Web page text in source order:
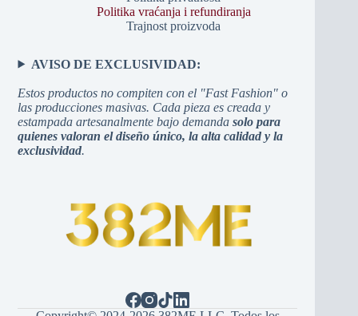
Politika vraćanja i refundiranja
Trajnost proizvoda
AVISO DE EXCLUSIVIDAD:
Estos productos no compiten con el "Fast Fashion" o
las producciones masivas. Cada pieza es creada y
estampada artesanalmente bajo demandasolo para
quienes valoran el diseño único, la alta calidad y la
exclusividad.